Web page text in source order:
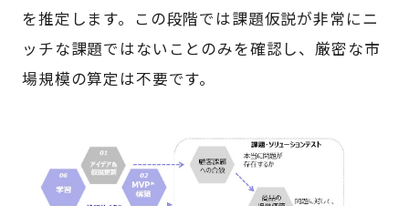
を推定します。この段階では課題仮説が非常にニ
ッチな課題ではないことのみを確認し、厳密な市
場規模の算定は不要です。